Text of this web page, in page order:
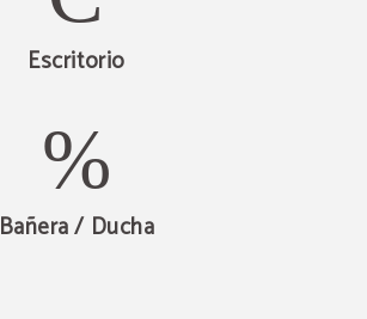
Escritorio
Bañera / Ducha